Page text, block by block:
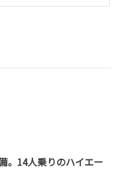
。14人乗りのハイエー